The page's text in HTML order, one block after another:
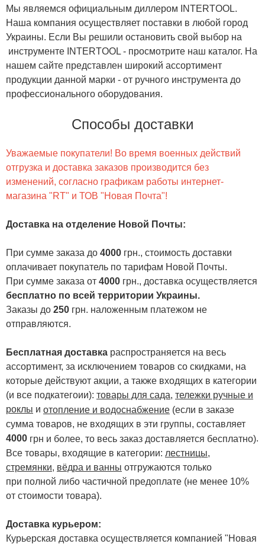
Мы являемся официальным диллером INTERTOOL.
Наша компания осуществляет поставки в любой город
Украины. Если Вы решили остановить свой выбор на
инструменте INTERTOOL - просмотрите наш каталог. На
нашем сайте представлен широкий ассортимент
продукции данной марки - от ручного инструмента до
профессионального оборудования.
Способы доставки
Уважаемые покупатели! Во время военных действий
отгрузка и доставка заказов производится без
изменений, согласно графикам работы интернет-
магазина "RT" и ТОВ "Новая Почта"!
Доставка на отделение Новой Почты:
При сумме заказа до 4000 грн., стоимость доставки
оплачивает покупатель по тарифам Новой Почты.
При сумме заказа от 4000 грн., доставка осуществляется
бесплатно по всей территории Украины.
Заказы до 250 грн. наложенным платежом не
отправляются.
Бесплатная доставка распространяется на весь
ассортимент, за исключением товаров со скидками, на
которые действуют акции, а также входящих в категории
(и все подкатегоии): товары для сада, тележки ручные и
роклы и отопление и водоснабжение (если в заказе
сумма товаров, не входящих в эти группы, составляет
4000 грн и более, то весь заказ доставляется бесплатно).
Все товары, входящие в категории: лестницы,
стремянки, вёдра и ванны отгружаются только
при полной либо частичной предоплате (не менее 10%
от стоимости товара).
Доставка курьером:
Курьерская доставка осуществляется компанией "Новая